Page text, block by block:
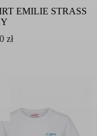
EMILIE STRASS
zł